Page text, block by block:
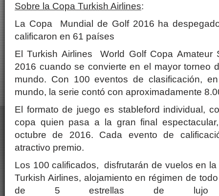
Sobre la Copa Turkish Airlines:
La Copa Mundial de Golf 2016 ha
calificaron en 61 países
El Turkish Airlines World Golf Copa Amateur
2016 cuando se convierte en el mayor torneo
mundo. Con 100 eventos de clasificación,
mundo, la serie contó con aproximadamente
El formato de juego es stableford individual,
copa quien pasa a la gran final
octubre de 2016. Cada evento de
atractivo premio.
Los 100 calificados, disfrutarán de vuelos en
Turkish Airlines, alojamiento en régimen de
de 5 estrellas de lujo